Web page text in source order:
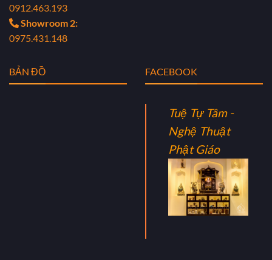
0912.463.193
Showroom 2:
0975.431.148
BẢN ĐỒ FACEBOOK
Tuệ Tự Tâm -
Nghệ Thuật
Phật Giáo